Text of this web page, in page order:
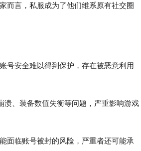
而言，私服成为了他们维系原有社交圈
号安全难以得到保护，存在被恶意利用
溃、装备数值失衡等问题，严重影响游戏
面临账号被封的风险，严重者还可能承